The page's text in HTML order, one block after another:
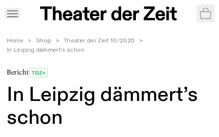
Home > Shop > Theater der Zeit 10/2025
>
In Leipzig dämmert’s schon
Bericht TDZ+
In Leipzig dämmert’s
schon